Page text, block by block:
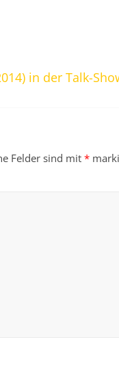
in der Talk-
Felder sind mit *